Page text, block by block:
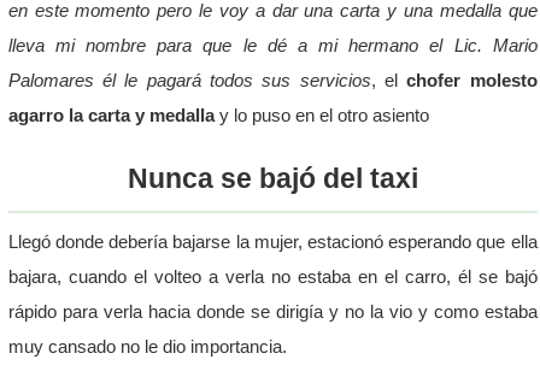
en este momento pero le voy a dar una carta y una medalla que
lleva mi nombre para que le dé a mi hermano el Lic. Mario
Palomares él le pagará todos sus servicios, el
chofer molesto
agarro la carta y medallay lo puso en el otro asiento
Nunca se bajó del taxi
Llegó donde debería bajarse la mujer, estacionó esperando que ella
bajara, cuando el volteo a verla no estaba en el carro, él se bajó
rápido para verla hacia donde se dirigía y no la vio y como estaba
muy cansado no le dio importancia.